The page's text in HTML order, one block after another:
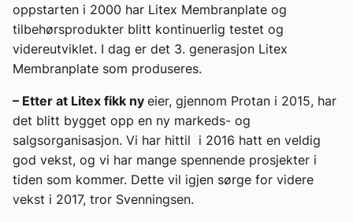
oppstarten i 2000 har Litex Membranplate og
tilbehørsprodukter blitt kontinuerlig testet og
videreutviklet. I dag er det 3. generasjon Litex
Membranplate som produseres.
– Etter at Litex fikk ny eier, gjennom Protan i 2015, har
det blitt bygget opp en ny markeds- og
salgsorganisasjon. Vi har hittil i 2016 hatt en veldig
god vekst, og vi har mange spennende prosjekter i
tiden som kommer. Dette vil igjen sørge for videre
vekst i 2017, tror Svenningsen.